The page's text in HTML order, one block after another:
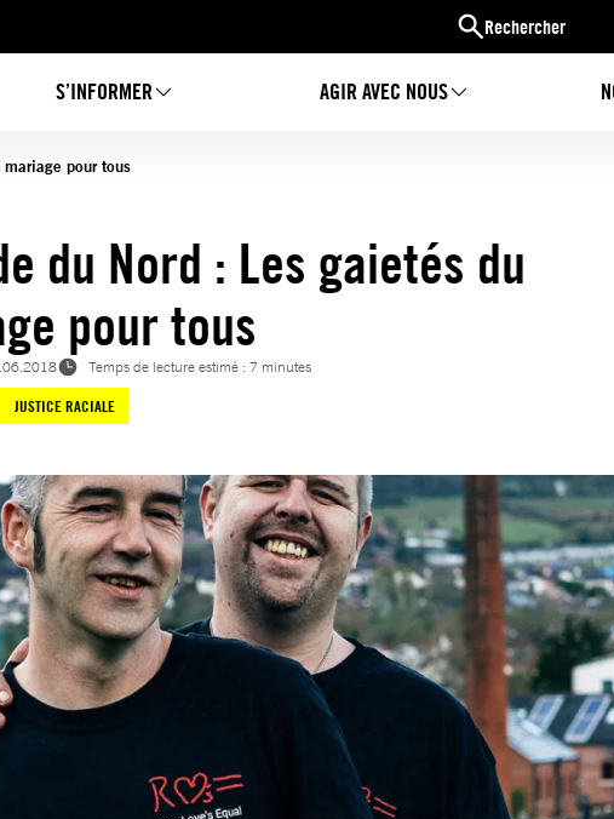
Rechercher
S’INFORMER AGIR AVEC NOUS
pour tous
du Nord : Les gaietés du
pour tous
Temps de lecture estimé : 7 minutes
JUSTICE RACIALE